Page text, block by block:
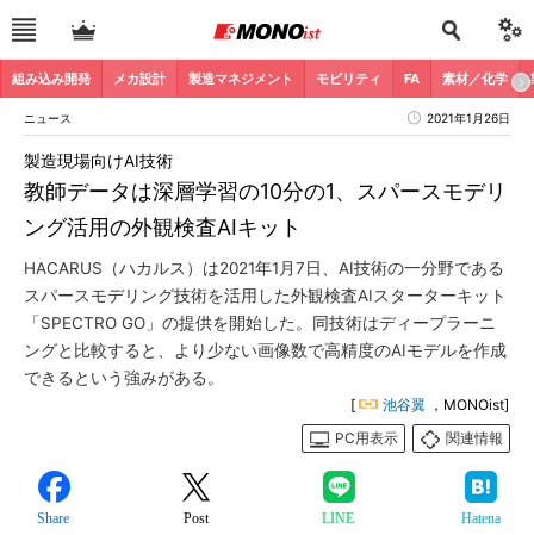
組み込み開発 メカ設計 製造マネジメント モビリティ FA 素材／化学
ニュース 2021年1月26日
教師データは深層学習の10分の1、スパースモデリ
ング活用の外観検査AIキット
製造現場向けAI技術
HACARUS（ハカルス）は2021年1月7日、AI技術の一分野である
スパースモデリング技術を活用した外観検査AIスターターキット
「SPECTRO GO」の提供を開始した。同技術はディープラーニ
ングと比較すると、より少ない画像数で高精度のAIモデルを作成
できるという強みがある。
[ 池谷翼 ，MONOist]
PC用表示
関連情報
Share Post LINE Hatena